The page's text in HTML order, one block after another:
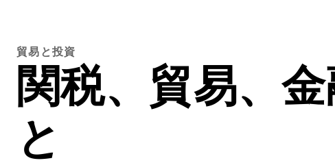
貿易と投資
関税、貿易、
と